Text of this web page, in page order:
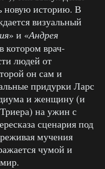
новую историю. В
визуальный
» и «Андрея
котором врач-
людей от
он сам и
придурки Ларс
и женщину (и
на ужин с
сценария под
мучения
чумой и